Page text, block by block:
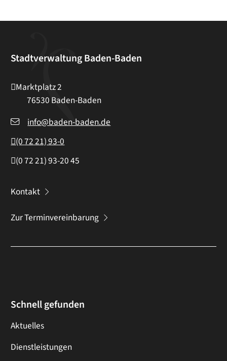
Stadtverwaltung Baden-Baden
Marktplatz 2
76530 Baden-Baden
info@baden-baden.de
(07221) 93-0
(07221) 93-2045
Kontakt
Zur Terminvereinbarung
Schnell gefunden
Aktuelles
Dienstleistungen